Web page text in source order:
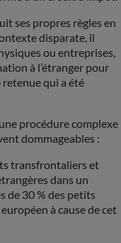
ses propres règles en
disparate, il
ou entreprises,
à l’étranger pour
qui a été
procédure complexe
dommageables :
transfrontaliers et
dans un
de 30 % des petits
à cause de cet